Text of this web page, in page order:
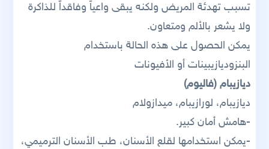
تسبب تهدئة المريض ولكنه يبقى واعياً وفاقداً للذاكرة
ولا يشعر بالألم ومتعاون.
يمكن الحصول على هذه الحالة باستخدام
البنزوديازيبينات أو الأفيونات
ديازيبام (فاليوم)
ديازيبام، لورازيبام، ميدازولام
-هامش أمان كبير.
-يمكن استخدامها لقلع الأسنان، طب الأسنان الترميمي،